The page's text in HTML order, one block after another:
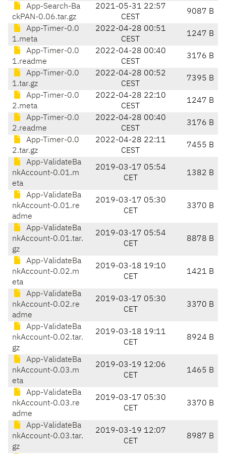
App-Search-Ba
ckPAN-0.06.tar.gz
2021-05-31 22:57
CEST
9087 B
App-Timer-0.0
1.meta
2022-04-28 00:51
CEST
1247 B
App-Timer-0.0
1.readme
2022-04-28 00:40
CEST
3176 B
App-Timer-0.0
1.tar.gz
2022-04-28 00:52
CEST
7395 B
App-Timer-0.0
2.meta
2022-04-28 22:10
CEST
1247 B
App-Timer-0.0
2.readme
2022-04-28 00:40
CEST
3176 B
App-Timer-0.0
2.tar.gz
2022-04-28 22:11
CEST
7455 B
App-ValidateBa
nkAccount-0.01.m
eta
2019-03-17 05:54
CET
1382 B
App-ValidateBa
nkAccount-0.01.re
adme
2019-03-17 05:30
CET
3370 B
App-ValidateBa
nkAccount-0.01.tar.
gz
2019-03-17 05:54
CET
8878 B
App-ValidateBa
nkAccount-0.02.m
eta
2019-03-18 19:10
CET
1421 B
App-ValidateBa
nkAccount-0.02.re
adme
2019-03-17 05:30
CET
3370 B
App-ValidateBa
nkAccount-0.02.tar.
gz
2019-03-18 19:11
CET
8924 B
App-ValidateBa
nkAccount-0.03.m
eta
2019-03-19 12:06
CET
1465 B
App-ValidateBa
nkAccount-0.03.re
adme
2019-03-17 05:30
CET
3370 B
App-ValidateBa
nkAccount-0.03.tar.
gz
2019-03-19 12:07
CET
8987 B